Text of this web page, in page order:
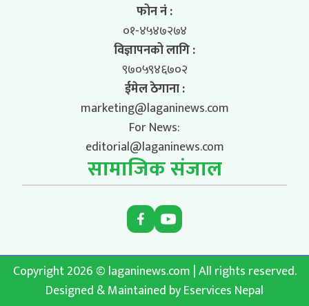
फोन नं :
०१-४५४७२७४
विज्ञापनको लागि :
९७०५९४६७०२
ईमेल ठेगाना :
marketing@laganinews.com
For News:
editorial@laganinews.com
सामाजिक संजाल
Copyright 2026 © laganinews.com | All rights reserved.
Designed & Maintained byEservices Nepal